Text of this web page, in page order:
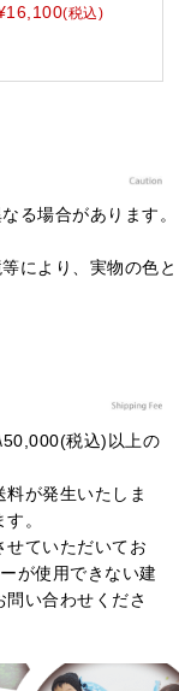
(税込)
る場合があります。
により、実物の色と
税込)以上の
が発生いたしま
。
せていただいてお
が使用できない建
い合わせくださ